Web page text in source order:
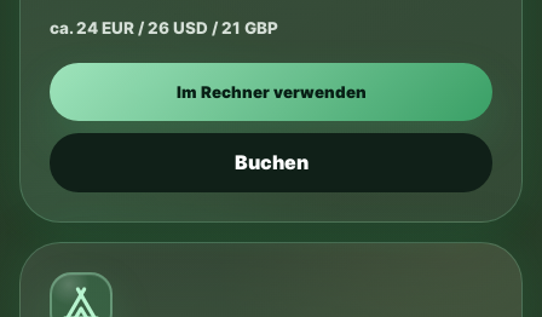
ca. 24 EUR / 26 USD / 21 GBP
Im Rechner verwenden
Buchen